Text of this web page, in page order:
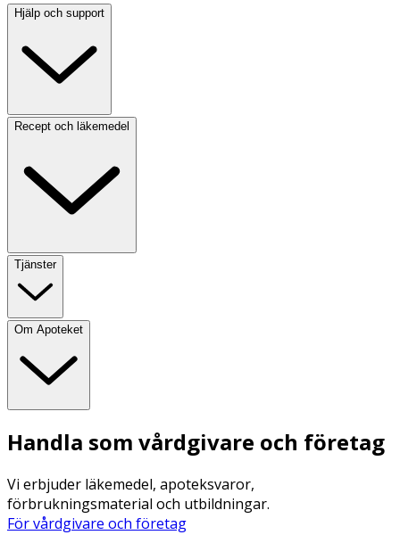
Hjälp och support
Recept och läkemedel
Tjänster
Om Apoteket
Handla som vårdgivare och företag
Vi erbjuder läkemedel, apoteksvaror,
förbrukningsmaterial och utbildningar.
För vårdgivare och företag